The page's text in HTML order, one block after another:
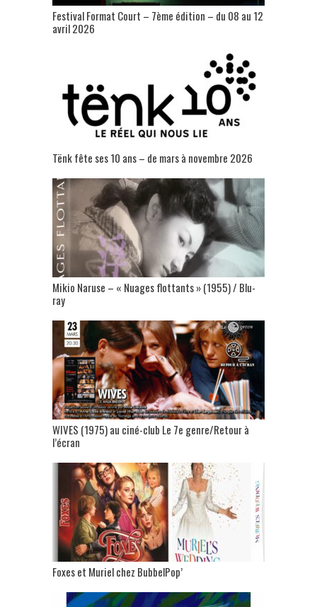
Festival Format Court – 7ème édition – du 08 au 12
avril 2026
Tënk fête ses 10 ans – de mars à novembre 2026
Mikio Naruse – « Nuages flottants » (1955) / Blu-
ray
WIVES (1975) au ciné-club Le 7e genre/Retour à
l’écran
Foxes et Muriel chez BubbelPop’